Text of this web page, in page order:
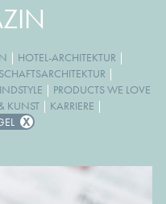
| HOTEL-ARCHITEKTUR |
|
| PRODUCTS WE LOVE
KUNST | KARRIERE |